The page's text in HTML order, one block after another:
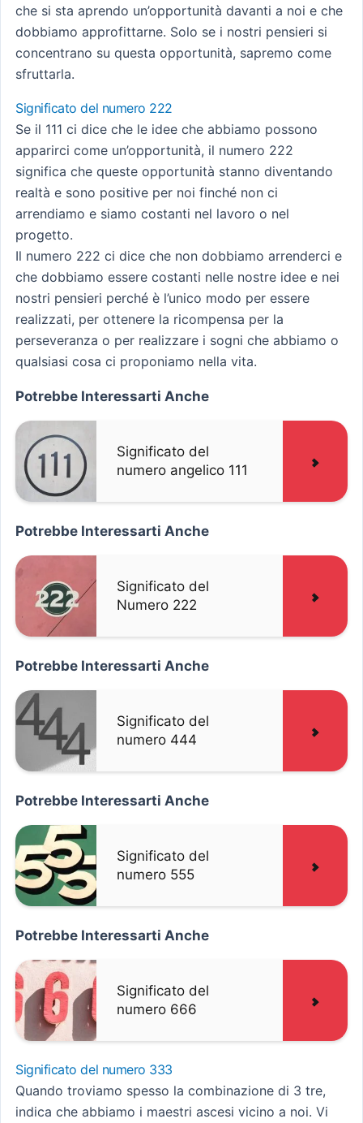
che si sta aprendo un’opportunità davanti a noi e che
dobbiamo approfittarne. Solo se i nostri pensieri si
concentrano su questa opportunità, sapremo come
sfruttarla.
Significato del numero 222
Se il 111 ci dice che le idee che abbiamo possono
apparirci come un’opportunità, il numero 222
significa che queste opportunità stanno diventando
realtà e sono positive per noi finché non ci
arrendiamo e siamo costanti nel lavoro o nel
progetto.
Il numero 222 ci dice che non dobbiamo arrenderci e
che dobbiamo essere costanti nelle nostre idee e nei
nostri pensieri perché è l’unico modo per essere
realizzati, per ottenere la ricompensa per la
perseveranza o per realizzare i sogni che abbiamo o
qualsiasi cosa ci proponiamo nella vita.
Potrebbe Interessarti Anche
Significato del
numero angelico 111
Potrebbe Interessarti Anche
Significato del
Numero 222
Potrebbe Interessarti Anche
Significato del
numero 444
Potrebbe Interessarti Anche
Significato del
numero 555
Potrebbe Interessarti Anche
Significato del
numero 666
Significato del numero 333
Quando troviamo spesso la combinazione di 3 tre,
indica che abbiamo i maestri ascesi vicino a noi. Vi